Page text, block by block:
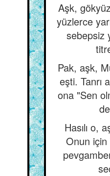
Aşk,
yüzlerce
sebepsiz
Pak, aşk,
eşti. Tanrı
ona "Sen
Hasılı o,
Onun için